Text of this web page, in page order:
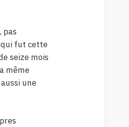
pas
qui fut cette
seize mois
même
une